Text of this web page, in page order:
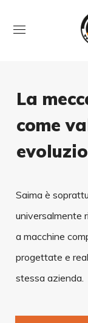
La
come
Saima è
universalmente
a macchine
progettate e
stessa azienda.